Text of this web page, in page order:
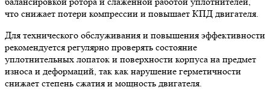
что снижает потери компрессии и повышает КПД двигателя.
Для технического обслуживания и повышения эффективности
рекомендуется регулярно проверять состояние
уплотнительных лопаток и поверхности корпуса на предмет
износа и деформаций, так как нарушение герметичности
снижает степень сжатия и мощность двигателя.